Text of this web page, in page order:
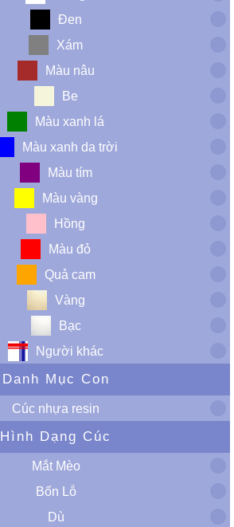
Đen
Xám
Màu nâu
Be
Màu xanh lá
Màu xanh da trời
Màu tím
Màu vàng
Hồng
Màu đỏ
Quả cam
Vàng
Bạc
Người khác
Danh Mục Con
Cúc nhựa resin
Hình Dạng Cúc
Mắt Mèo
Bốn Lỗ
Dù